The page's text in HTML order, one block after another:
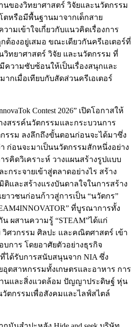
นของวิทยาศาสตร์ วิจัยและนวัตกรรม
ตหรือมีพื้นฐานมาจากเด็กสาย
ามเข้าใจเกี่ยวกับแนวคิดเรื่องการ
ต้องอยู่เสมอ ขณะเดียวกันครีเอเตอร์ที่
วิทยาศาสตร์ วิจัย และนวัตกรรม ที่
ความซับซ้อนให้เป็นเรื่องสนุกและ
ากเมื่อเทียบกับสัดส่วนครีเอเตอร์
Contest 2026” เปิดโอกาสให้
งสรรค์นวัตกรรมและกระบวนการ
รม ลงลึกถึงขั้นตอนก่อนจะได้มาซึ่ง
ก่อนจะมาเป็นนวัตกรรมสักหนึ่งอย่าง
รคิดวิเคราะห์ วางแผนสร้างรูปแบบ
กระจายเข้าสู่ตลาดอย่างไร สร้าง
ติและสร้างแรงบันดาลใจในการสร้าง
าวชนก่อนก้าวสู่การเป็น “นวัตกร”
ที่บูรณาการทั้ง
น ผสานความรู้ “STEAM”ได้แก่
วิศวกรรม ศิลปะ และคณิตศาสตร์ เข้า
การ โดยอาศัยตัวอย่างธุรกิจ
ได้รับการสนับสนุนจาก NIA ซึ่ง
ตสาหกรรมทั้งเกษตรและอาหาร การ
นและสิ่งแวดล้อม ปัญญาประดิษฐ์ หุ่น
ตกรรมเพื่อสังคมและไลฟ์สไตล์